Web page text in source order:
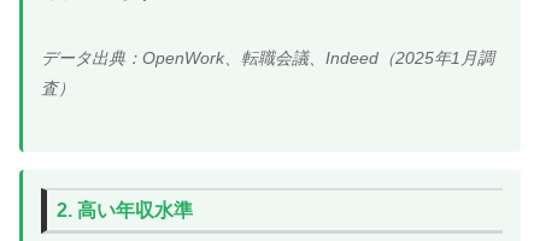
データ出典：OpenWork、転職会議、Indeed（2025年1月調
査）
2. 高い年収水準